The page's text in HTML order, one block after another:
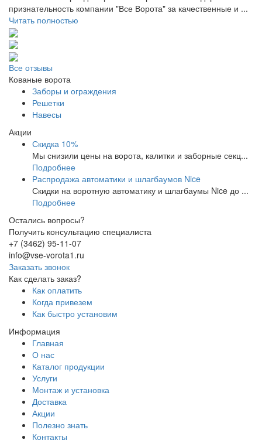
признательность компании "Все Ворота" за качественные и ...
Читать полностью
Все отзывы
Кованые ворота
Заборы и ограждения
Решетки
Навесы
Акции
Скидка 10%
Мы снизили цены на ворота, калитки и заборные секц...
Подробнее
Распродажа автоматики и шлагбаумов Nice
Скидки на воротную автоматику и шлагбаумы Nice до ...
Подробнее
Остались вопросы?
Получить консультацию специалиста
+7 (3462) 95-11-07
info@vse-vorota1.ru
Заказать звонок
Как сделать заказ?
Как оплатить
Когда привезем
Как быстро установим
Информация
Главная
О нас
Каталог продукции
Услуги
Монтаж и установка
Доставка
Акции
Полезно знать
Контакты